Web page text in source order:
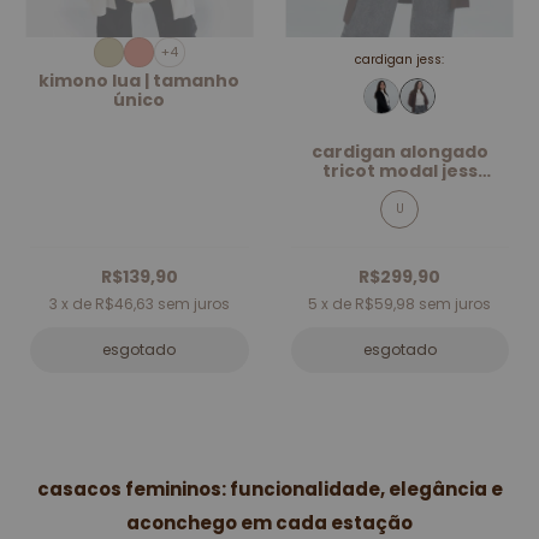
+4
kimono lua | tamanho
único
R$139,90
3 x de R$46,63 sem juros
esgotado
cardigan jess:
cardigan alongado
tricot modal jess
marrom
U
R$299,90
5 x de R$59,98 sem juros
esgotado
casacos femininos: funcionalidade, elegância e
aconchego em cada estação